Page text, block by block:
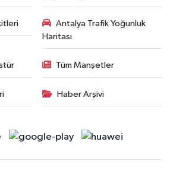
Antalya Trafik Yoğunluk
Haritası
Tüm Manşetler
Haber Arşivi